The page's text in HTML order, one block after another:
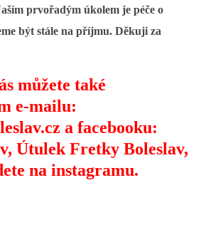
info@fretkyboleslav.cz
prvořadým úkolem je péče o
být stále na příjmu. Děkuji za
můžete také
e-mailu:
a facebooku:
Útulek Fretky Boleslav,
na instagramu.